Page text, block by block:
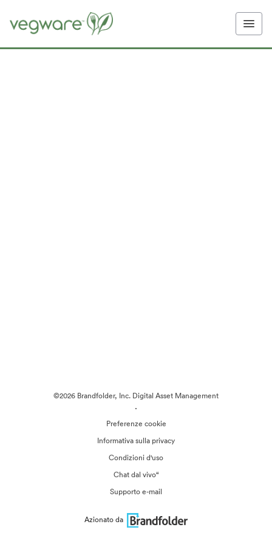
©2026 Brandfolder, Inc. Digital Asset Management
·
Preferenze cookie
Informativa sulla privacy
Condizioni d'uso
Chat dal vivo“
Supporto e-mail
Azionato da